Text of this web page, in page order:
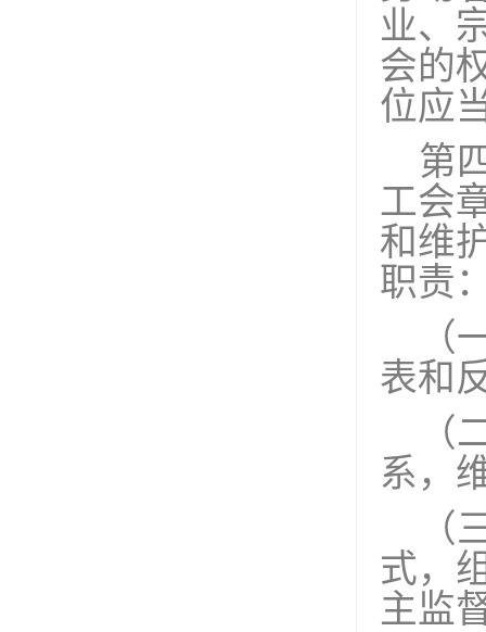
业、
会的
位应
第
工会
和维
职责
（
表和
（
系，
（
式，
主监